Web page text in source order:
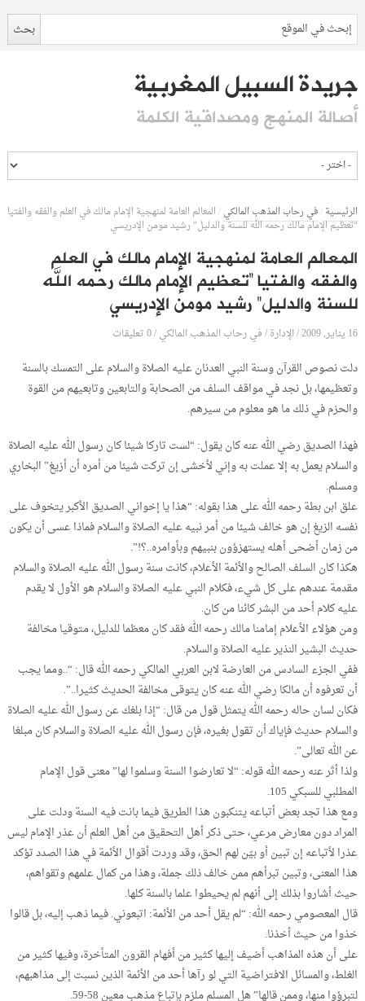
جريدة السبيل المغربية
أصالة المنهج ومصداقية الكلمة
الرئيسية/في رحاب المذهب المالكي/المعالم العامة لمنهجية الإمام مالك في العلم والفقه والفتيا
“تعظيم الإمام مالك رحمه الله للسنة والدليل” رشيد مومن الإدريسي
المعالم العامة لمنهجية الإمام مالك في العلم
والفقه والفتيا “تعظيم الإمام مالك رحمه الله
للسنة والدليل” رشيد مومن الإدريسي
16 يناير, 2009 /الإدارة/في رحاب المذهب المالكي/0 تعليقات
دلت نصوص القرآن وسنة النبي العدنان عليه الصلاة والسلام على التمسك بالسنة
وتعظيمها، بل نجد في مواقف السلف من الصحابة والتابعين وتابعيهم من القوة
والحزم في ذلك ما هو معلوم من سيرهم.
فهذا الصديق رضي الله عنه كان يقول: “لست تاركا شيئا كان رسول الله عليه الصلاة
والسلام يعمل به إلا عملت به وإني لأخشى إن تركت شيئا من أمره أن أزيغ” البخاري
ومسلم.
علق ابن بطة رحمه الله على هذا بقوله: “هذا يا إخواني الصديق الأكبر يتخوف على
نفسه الزيغ إن هو خالف شيئا من أمر نبيه عليه الصلاة والسلام فماذا عسى أن يكون
من زمان أضحى أهله يستهزؤون بنبيهم وبأوامره..؟!”.
هكذا كان السلف الصالح والأئمة الأعلام، كانت سنة رسول الله عليه الصلاة والسلام
مقدمة عندهم على كل شيء، فكلام النبي عليه الصلاة والسلام هو الأول لا يقدم
عليه كلام أحد من البشر كائنا من كان.
ومن هؤلاء الأعلام إمامنا مالك رحمه الله فقد كان معظما للدليل، متوقيا مخالفة
حديث البشير النذير عليه الصلاة والسلام.
ففي الجزء السادس من العارضة لابن العربي المالكي رحمه الله قال: “..ومما يجب
أن تعرفوه أن مالكا رضي الله عنه كان يتوقى مخالفة الحديث كثيرا..”.
فكان لسان حاله رحمه الله يتمثل قول من قال: “إذا بلغك عن رسول الله عليه الصلاة
والسلام حديث فإياك أن تقول بغيره، فإن رسول الله عليه الصلاة والسلام كان مبلغا
عن الله تعالى”.
ولذا أثر عنه رحمه الله قوله: “لا تعارضوا السنة وسلموا لها” معنى قول الإمام
المطلبي للسبكي 105.
ومع هذا تجد بعض أتباعه يتنكبون هذا الطريق فيما بانت فيه السنة ودلت على
المراد دون معارض مرعي، حتى ذكر أهل التحقيق من أهل العلم أن عذر الإمام ليس
عذرا لأتباعه إن تبين أو بيّن لهم الحق، وقد وردت أقوال الأئمة في هذا الصدد تؤكد
هذا المعنى، وتبين تبرأهم ممن خالف ذلك جملة، وهذا من كمال علمهم وتقواهم،
حيث أشاروا بذلك إلى أنهم لم يحيطوا علما بالسنة كلها.
قال المعصومي رحمه الله: “لم يقل أحد من الأئمة: اتبعوني. فيما ذهب إليه، بل قالوا
خذوا من حيث أخذنا.
على أن هذه المذاهب أضيف إليها كثير من أفهام القرون المتأخرة، وفيها كثير من
الغلط، والمسائل الافتراضية التي لو رآها أحد من الأئمة الذين نسبت إلى مذاهبهم،
لتبرؤوا منها، وممن قالها” هل المسلم ملزم بإتباع مذهب معين 58-59.